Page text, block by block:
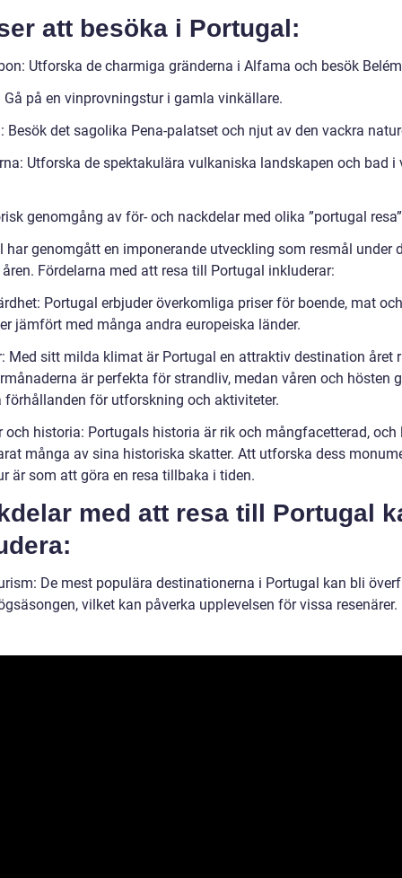
att besöka i Portugal:
Utforska de charmiga gränderna i Alfama och besök
på en vinprovningstur i gamla vinkällare.
Besök det sagolika Pena-palatset och njut av den vackra
Utforska de spektakulära vulkaniska landskapen och bad i
genomgång av för- och nackdelar med olika ”portugal resa”
har genomgått en imponerande utveckling som resmål under
Fördelarna med att resa till Portugal inkluderar:
Portugal erbjuder överkomliga priser för boende, mat och
jämfört med många andra europeiska länder.
Med sitt milda klimat är Portugal en attraktiv destination året
är perfekta för strandliv, medan våren och hösten
förhållanden för utforskning och aktiviteter.
och historia: Portugals historia är rik och mångfacetterad, och
många av sina historiska skatter. Att utforska dess
är som att göra en resa tillbaka i tiden.
med att resa till Portugal
De mest populära destinationerna i Portugal kan bli
vilket kan påverka upplevelsen för vissa resenärer.